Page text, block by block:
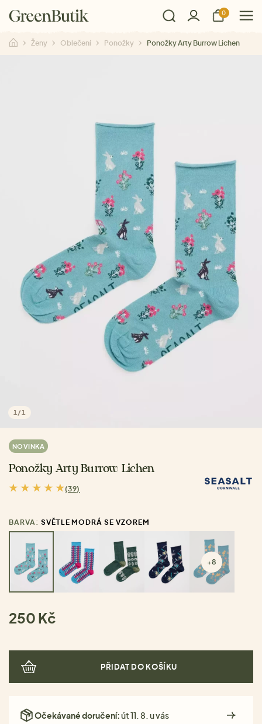
0
Ženy Oblečení Ponožky Ponožky Arty Burrow Lichen
1 / 1
NOVINKA
Ponožky Arty Burrow Lichen
(39)
BARVA: SVĚTLE MODRÁ SE VZOREM
+8
250 Kč
PŘIDAT DO KOŠÍKU
Očekávané doručení:út 11. 8. u vás